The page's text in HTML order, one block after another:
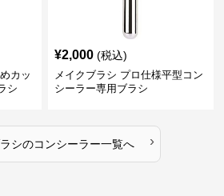
カッ
シ
¥2,000 (税込)
メイクブラシ プロ仕様平型コン
シーラー専用ブラシ
シのコンシーラー一覧へ ›